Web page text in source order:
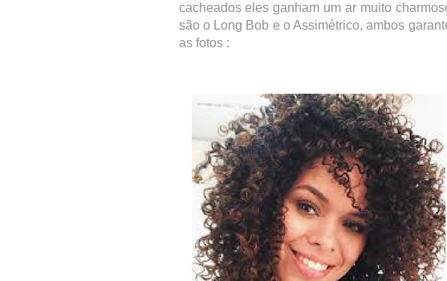
cacheados eles ganham um ar muito
são o Long Bob e o Assimétrico, ambos
as fotos :